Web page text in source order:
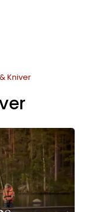
Kniver